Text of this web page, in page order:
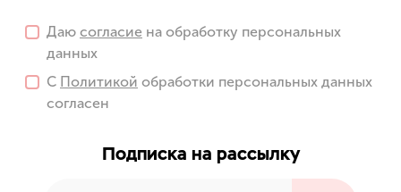
Даю согласие на обработку персональных
данных
С Политикой обработки персональных данных
согласен
Подписка на рассылку